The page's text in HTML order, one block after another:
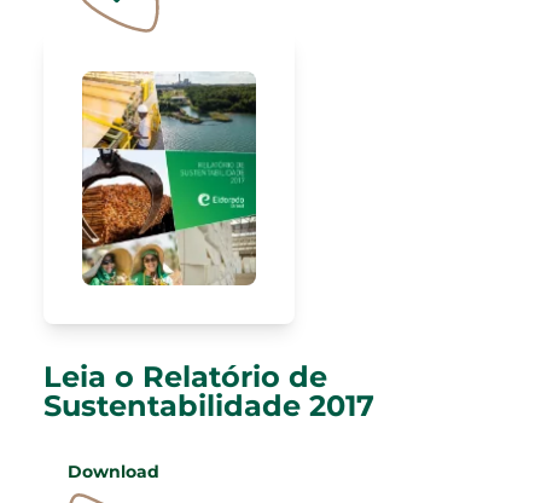
Leia o Relatório de
Sustentabilidade 2017
Download